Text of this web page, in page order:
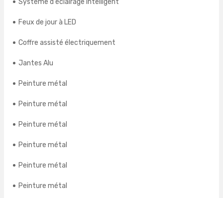
Système d'éclairage intelligent
Feux de jour à LED
Coffre assisté électriquement
Jantes Alu
Peinture métal
Peinture métal
Peinture métal
Peinture métal
Peinture métal
Peinture métal